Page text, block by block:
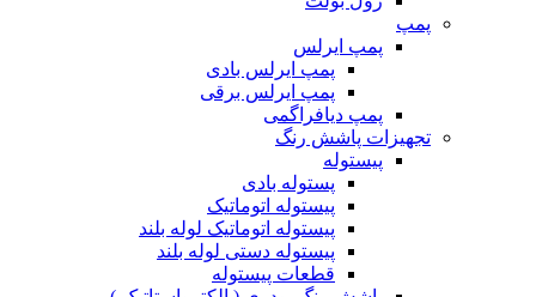
پمپ
پمپ ایرلس
پمپ ایرلس بادی
پمپ ایرلس برقی
پمپ دیافراگمی
تجهیزات پاشش رنگ
پیستوله
پستوله بادی
پیستوله اتوماتیک
پیستوله اتوماتیک لوله بلند
پیستوله دستی لوله بلند
قطعات پیستوله